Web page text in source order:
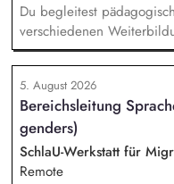
Du begleitest
verschiedenen
Online-Workshops bis
Online-Selbstlernkurse
Die inhaltlichen
Bereichen Lesen lernen,
Alphabetisierung in der
5. August 2026
Bereichsleitung
genders)
SchlaU-Werkstatt für
Remote